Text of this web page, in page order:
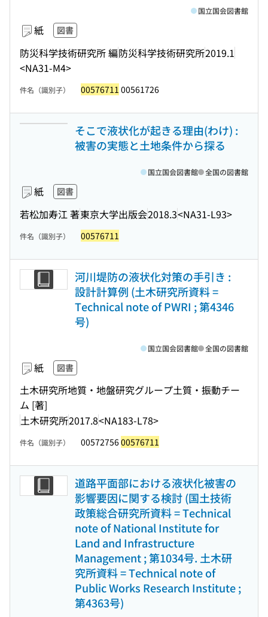
紙 図書
防災科学技術研究所 編防災科学技術研究所2019.1
<NA31-M4>
国立国会図書館
件名（識別子） 00576711 00561726
そこで液状化が起きる理由(わけ) :
被害の実態と土地条件から探る
紙 図書
若松加寿江 著東京大学出版会2018.3<NA31-L93>
国立国会図書館 全国の図書館
件名（識別子） 00576711
河川堤防の液状化対策の手引き :
設計計算例 (土木研究所資料 =
Technical note of PWRI ; 第4346
号)
紙 図書
土木研究所地質・地盤研究グループ土質・振動チー
ム [著]
土木研究所2017.8<NA183-L78>
国立国会図書館 全国の図書館
件名（識別子） 0057275600576711
道路平面部における液状化被害の
影響要因に関する検討 (国土技術
政策総合研究所資料 = Technical
note of National Institute for
Land and Infrastructure
Management ; 第1034号. 土木研
究所資料 = Technical note of
Public Works Research Institute ;
第4363号)